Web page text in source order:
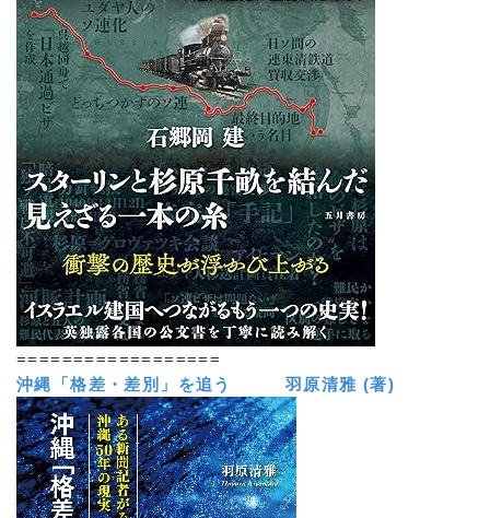
==================
沖縄「格差・差別」を追う 羽原清雅 (著)